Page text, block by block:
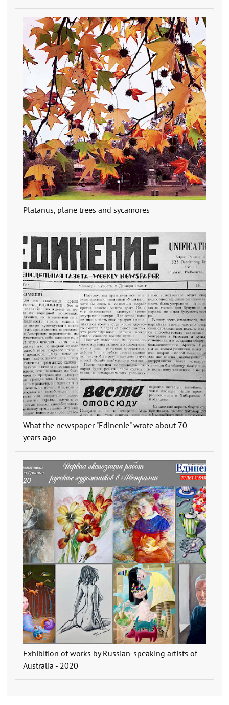
Platanus, plane trees and sycamores
What the newspaper "Edinenie" wrote about 70
years ago
Exhibition of works by Russian-speaking artists of
Australia - 2020